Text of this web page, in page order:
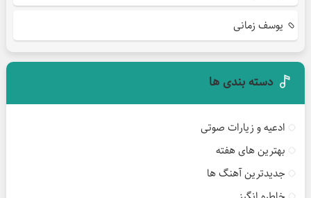
یوسف زمانی
دسته بندی ها
ادعیه و زیارات صوتی
بهترین های هفته
جدیدترین آهنگ ها